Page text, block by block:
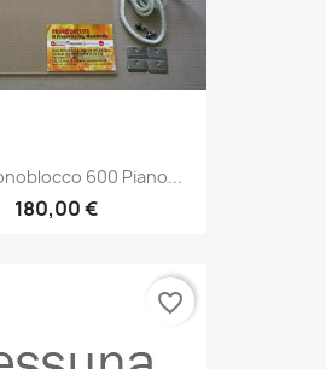
600 Piano...
180,00 €
favorite_border